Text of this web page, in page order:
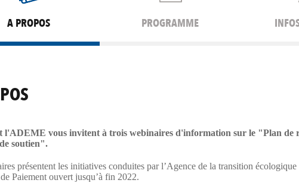
A PROPOS PROGRAMME
l'ADEME vous invitent à trois webinaires d'information sur le "Plan de
soutien".
présentent les initiatives conduites par l’Agence de la transition
Paiement ouvert jusqu’à fin 2022.